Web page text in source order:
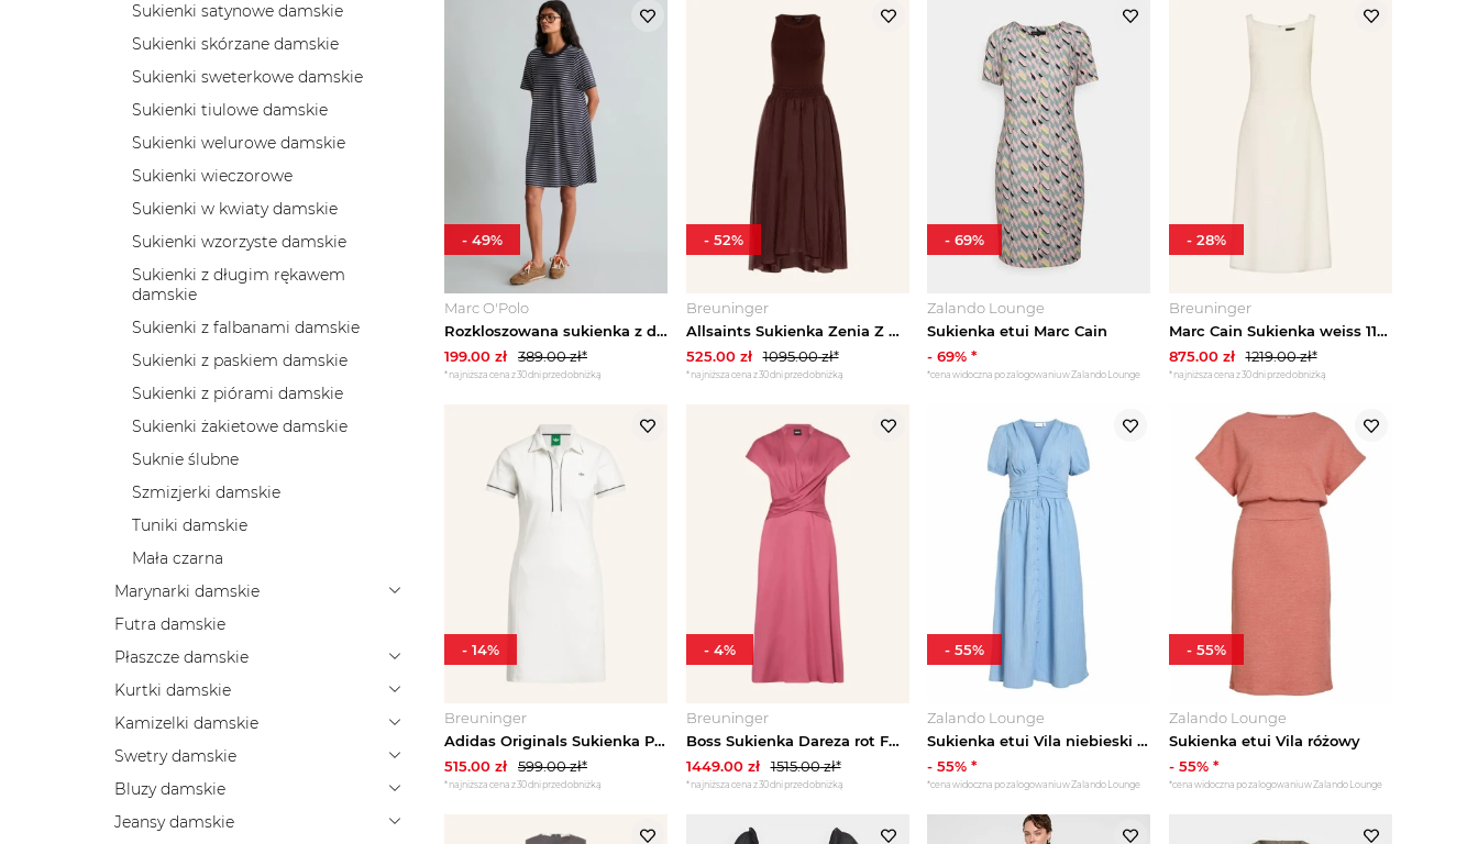
Sukienki satynowe damskie
Sukienki skórzane damskie
Sukienki sweterkowe damskie
Sukienki tiulowe damskie
Sukienki welurowe damskie
Sukienki wieczorowe
Sukienki w kwiaty damskie
Sukienki wzorzyste damskie
Sukienki z długim rękawem
damskie
Sukienki z falbanami damskie
Sukienki z paskiem damskie
Sukienki z piórami damskie
Sukienki żakietowe damskie
Suknie ślubne
Szmizjerki damskie
Tuniki damskie
Mała czarna
Marynarki damskie
Futra damskie
Płaszcze damskie
Kurtki damskie
Kamizelki damskie
Swetry damskie
Bluzy damskie
Jeansy damskie
Marc O'Polo
Rozkloszowana sukienka z dżerseju DfC Marc O'Polo bílá
199.00 zł 389.00zł*
*najniższa cena z 30 dni przed obniżką
- 49%
Breuninger
Allsaints Sukienka Zenia Z Mieszanki Materiałów braun BRĄZOWY
525.00zł 1095.00zł*
*najniższa cena z 30 dni przed obniżką
- 52%
Zalando Lounge
Sukienka etui Marc Cain
- 69% *
*cena widoczna po zalogowaniu w Zalando Lounge
- 69%
Breuninger
Marc Cain Sukienka weiss 112 bright ecru
875.00zł 1219.00zł*
*najniższa cena z 30 dni przed obniżką
- 28%
Breuninger
Adidas Originals Sukienka Polo Z Pikowanym Wzorem Originals weiss
515.00 zł 599.00zł*
*najniższa cena z 30 dni przed obniżką
- 14%
Breuninger
Boss Sukienka Dareza rot FUKSJA
1449.00zł 1515.00zł*
*najniższa cena z 30 dni przed obniżką
- 4%
Zalando Lounge
Sukienka etui Vila niebieski melanż
- 55% *
*cena widoczna po zalogowaniu w Zalando Lounge
- 55%
Zalando Lounge
Sukienka etui Vila różowy
- 55% *
*cena widoczna po zalogowaniu w Zalando Lounge
- 55%